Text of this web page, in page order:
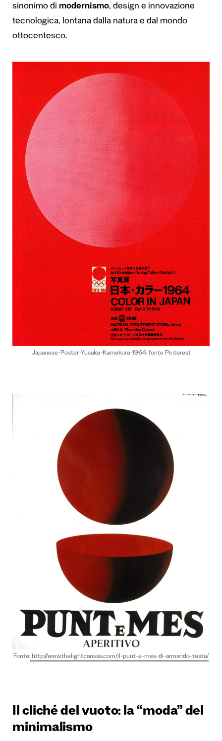
sinonimo di modernismo, design e innovazione
tecnologica, lontana dalla natura e dal mondo
ottocentesco.
Japanese-Poster-Yusaku-Kamekura-1964: fonte Pinterest
Fonte: http://www.thelightcanvas.com/il-punt-e-mes-di-armando-testa/
Il cliché del vuoto: la “moda” del
minimalismo